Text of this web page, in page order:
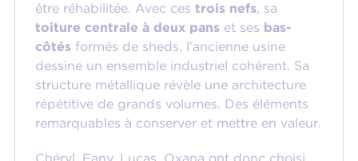
être réhabilitée. Avec ces trois nefs, sa
toiture centrale à deux pans et ses bas-
côtés formés de sheds, l’ancienne usine
dessine un ensemble industriel cohérent. Sa
structure métallique révèle une architecture
répétitive de grands volumes. Des éléments
remarquables à conserver et mettre en valeur.